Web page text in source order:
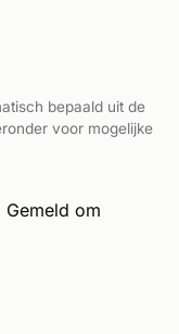
bepaald uit de
voor mogelijke
om